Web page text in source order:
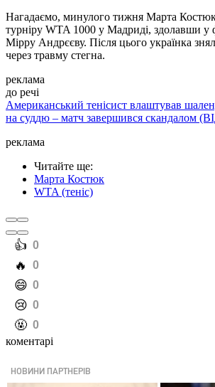
Нагадаємо, минулого тижня Марта
турніру WTA 1000 у Мадриді, здолавши у
Мірру Андрєєву. Після цього українка
через травму стегна.
реклама
до речі
Американський тенісист влаштував
на суддю – матч завершився скандалом
реклама
Читайте ще:
Марта Костюк
WTA (теніс)
️👍 0
️🔥 0
️😄 0
️😢 0
️🤬 0
коментарі